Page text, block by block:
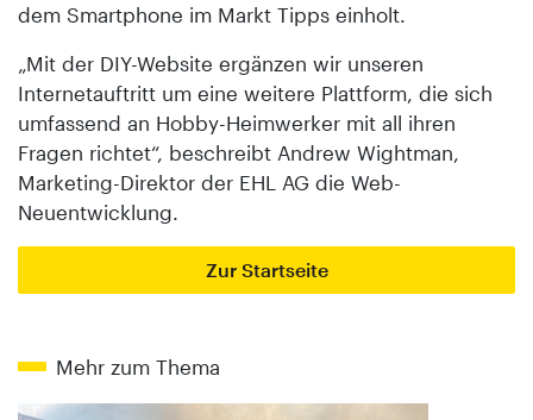
dem Smartphone im Markt Tipps einholt.
„Mit der DIY-Website ergänzen wir unseren
Internetauftritt um eine weitere Plattform, die sich
umfassend an Hobby-Heimwerker mit all ihren
Fragen richtet“, beschreibt Andrew Wightman,
Marketing-Direktor der EHL AG die Web-
Neuentwicklung.
Zur Startseite
Mehr zum Thema